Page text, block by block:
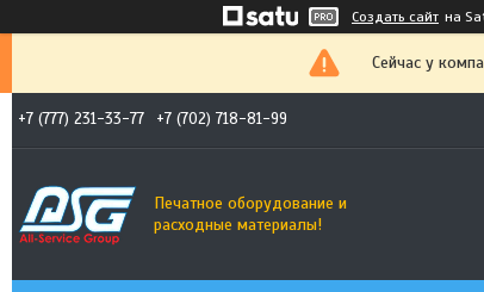
Создать сайт на
Сейчас у
+7 (777) 231-33-77 +7 (702) 718-81-99
Печатное оборудование и
расходные материалы!